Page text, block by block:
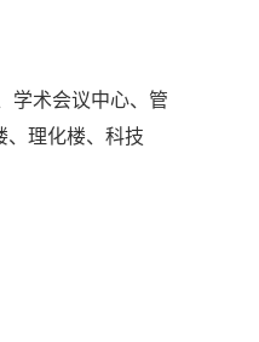
学术会议中心、管
、理化楼、科技